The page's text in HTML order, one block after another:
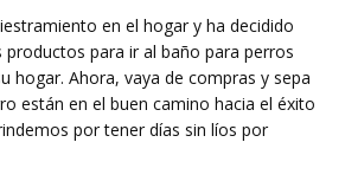
en el hogar y ha decidido
para ir al baño para perros
hogar. Ahora, vaya de compras y sepa
están en el buen camino hacia el éxito
por tener días sin líos por